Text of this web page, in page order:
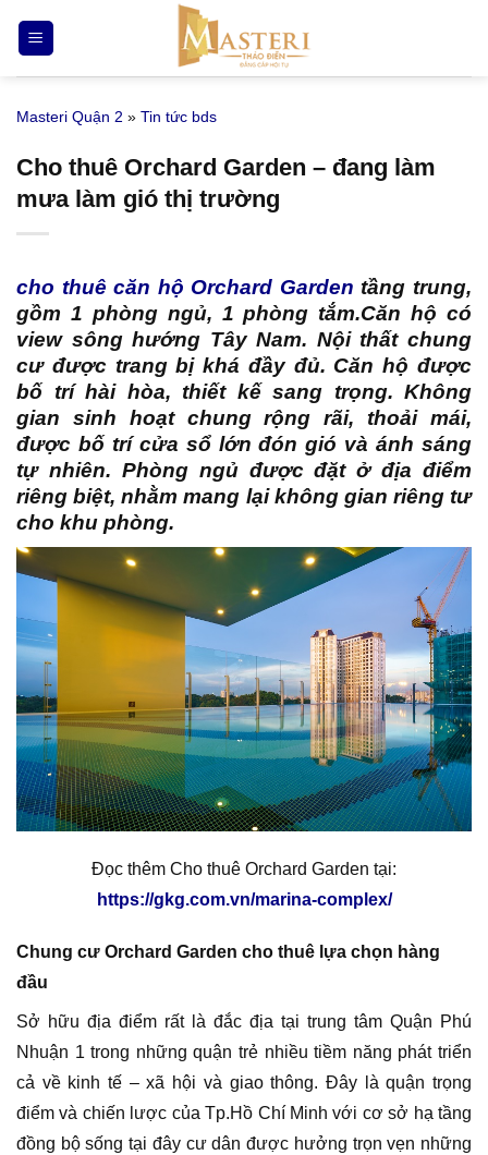
qua
nội
Masteri Quận 2 » Tin tức bds
Cho thuê Orchard Garden – đang làm
mưa làm gió thị trường
cho thuê căn hộ Orchard Garden tầng trung,
gồm 1 phòng ngủ, 1 phòng tắm.Căn hộ có
view sông hướng Tây Nam. Nội thất chung
cư được trang bị khá đầy đủ. Căn hộ được
bố trí hài hòa, thiết kế sang trọng. Không
gian sinh hoạt chung rộng rãi, thoải mái,
được bố trí cửa sổ lớn đón gió và ánh sáng
tự nhiên. Phòng ngủ được đặt ở địa điểm
riêng biệt, nhằm mang lại không gian riêng tư
cho khu phòng.
Đọc thêm Cho thuê Orchard Garden tại:
https://gkg.com.vn/marina-complex/
Chung cư Orchard Garden cho thuê lựa chọn hàng
đầu
Sở hữu địa điểm rất là đắc địa tại trung tâm Quận Phú
Nhuận 1 trong những quận trẻ nhiều tiềm năng phát triển
cả về kinh tế – xã hội và giao thông. Đây là quận trọng
điểm và chiến lược của Tp.Hồ Chí Minh với cơ sở hạ tầng
đồng bộ sống tại đây cư dân được hưởng trọn vẹn những